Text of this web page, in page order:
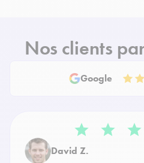
Nos clients
Google
David Z.